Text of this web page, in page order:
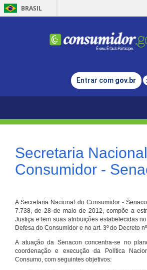
BRASIL
Entrar com gov.br
Secretaria
Consumidor -
A Secretaria Nacional do Consumidor -
7.738, de 28 de maio de 2012, compõe a
Justiça e tem suas atribuições estabelecidas
Defesa do Consumidor e no art. 3º do Decreto
A atuação da Senacon concentra-se no
coordenação e execução da Política
Consumo, com seguintes objetivos: